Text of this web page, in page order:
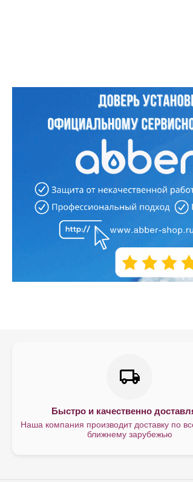
Быстро и качественно
Наша компания производит доставку по
ближнему зарубежью